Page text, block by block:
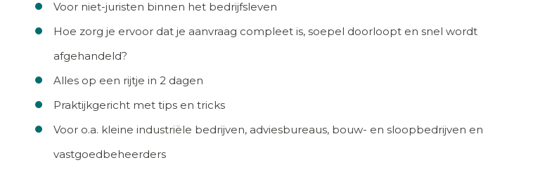
Voor niet-juristen binnen het bedrijfsleven
Hoe zorg je ervoor dat je aanvraag compleet is, soepel doorloopt en snel wordt
afgehandeld?
Alles op een rijtje in 2 dagen
Praktijkgericht met tips en tricks
Voor o.a. kleine industriële bedrijven, adviesbureaus, bouw- en sloopbedrijven en
vastgoedbeheerders